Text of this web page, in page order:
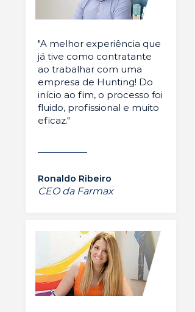
"A melhor experiência que
já tive como contratante
ao trabalhar com uma
empresa de Hunting! Do
início ao fim, o processo foi
fluido, profissional e muito
eficaz."
Ronaldo Ribeiro
CEO da Farmax